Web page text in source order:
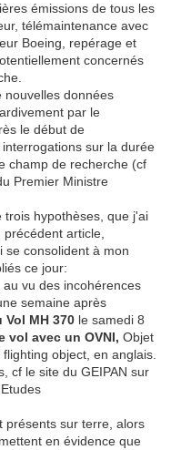
émissions de tous les
télémaintenance avec
Boeing, repérage et
concernés
nouvelles données
par le
le début de
sur la durée
champ de recherche (cf
Premier Ministre
trois hypothèses, que j'ai
article,
se consolident à mon
ce jour:
vu des incohérences
semaine après
MH 370 le samedi 8
vol avec un OVNI, Objet
object, en anglais.
cf le site du GEIPAN sur
présents sur terre, alors
en évidence que